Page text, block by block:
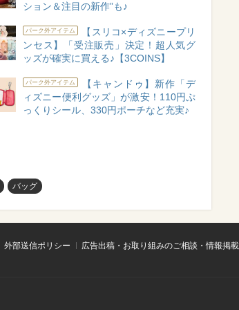
ション＆注目の新作”も♪
パーク外アイテム
【スリコ×ディズニープリ
ンセス】「受注販売」決定！超人気グ
ッズが確実に買える♪【3COINS】
パーク外アイテム
【キャンドゥ】新作「デ
ィズニー便利グッズ」が激安！110円ぷ
っくりシール、330円ポーチなど充実♪
バッグ
外部送信ポリシー
広告出稿・お取り組みのご相談・情報掲